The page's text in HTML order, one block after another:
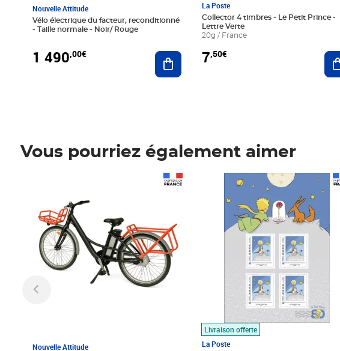
Nouvelle Attitude
Vélo électrique du facteur, reconditionné
- Taille normale - Noir/ Rouge
1 490,00€ Ajouter au panier
La Poste
Collector 4 timbres - Le Petit Prince -
Lettre Verte
20g / France
7,50€
Vous pourriez également aimer
Nouvelle Attitude
Livraison offerte
La Poste
Prix 7,50€